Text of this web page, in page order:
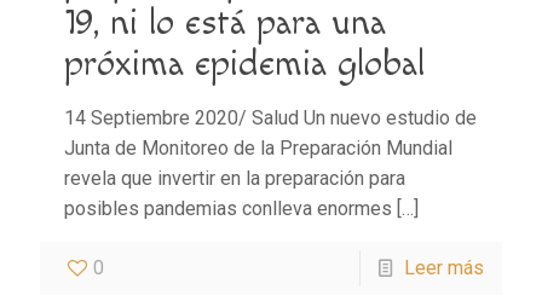
19, ni lo está para una
próxima epidemia global
14 Septiembre 2020/ Salud Un nuevo estudio de
Junta de Monitoreo de la Preparación Mundial
revela que invertir en la preparación para
posibles pandemias conlleva enormes […]
0 Leer más